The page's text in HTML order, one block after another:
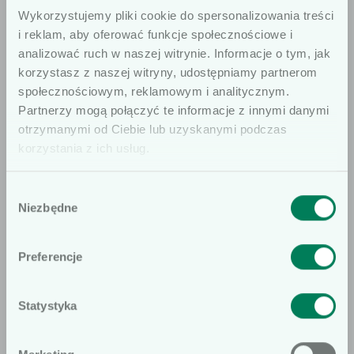
Wykorzystujemy pliki cookie do spersonalizowania treści
i reklam, aby oferować funkcje społecznościowe i
analizować ruch w naszej witrynie. Informacje o tym, jak
korzystasz z naszej witryny, udostępniamy partnerom
społecznościowym, reklamowym i analitycznym.
Partnerzy mogą połączyć te informacje z innymi danymi
otrzymanymi od Ciebie lub uzyskanymi podczas
korzystania z ich usług.
zgody
Niezbędne
Preferencje
Statystyka
opakowanie zbior­
cze:
100
sztuk
(10 op. × 10
sztuk).
Gogle ochronne BHP to solidne, wygodne i
skuteczne zabez­piecze­nie wzroku, które sprawdzi
się w każdym pro­fesjon­al­nym środowisku pra­cy.
Jeśli masz jakiekolwiek pytania do
Twojej dyspozycji.
Szanowni użytkownicy
Informujemy, że prezentowane artykuły
profesjonalnie związanych z dziedziną
szczególności, kierujemy ofertę do
osób wykonujących zawód medyczny,
medycznymi oraz ich pracowników i